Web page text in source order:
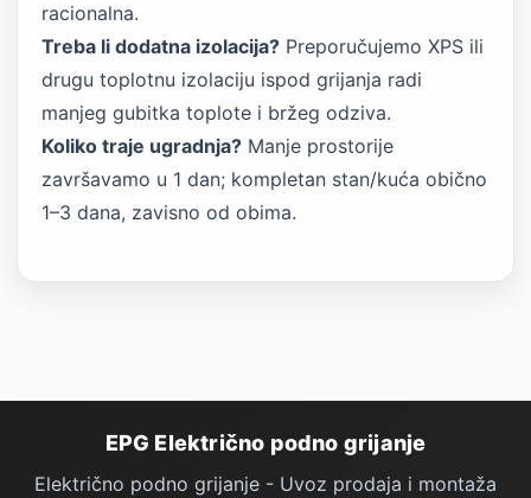
racionalna.
Treba li dodatna izolacija? Preporučujemo XPS ili
drugu toplotnu izolaciju ispod grijanja radi
manjeg gubitka toplote i bržeg odziva.
Koliko traje ugradnja? Manje prostorije
završavamo u 1 dan; kompletan stan/kuća obično
1–3 dana, zavisno od obima.
Podno Grijanje — podnožje stranice
EPG Električno podno grijanje
Električno podno grijanje - Uvoz prodaja i montaža